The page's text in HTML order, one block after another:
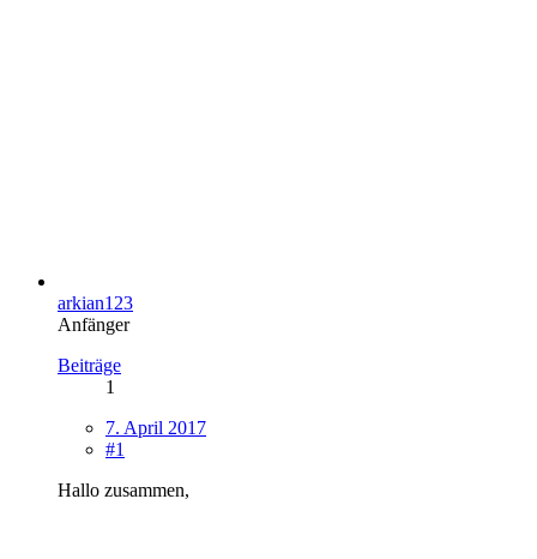
arkian123
Anfänger
Beiträge
1
7. April 2017
#1
Hallo zusammen,